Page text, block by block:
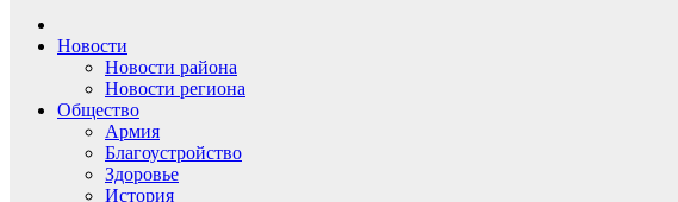
Новости
Новости района
Новости региона
Общество
Армия
Благоустройство
Здоровье
История